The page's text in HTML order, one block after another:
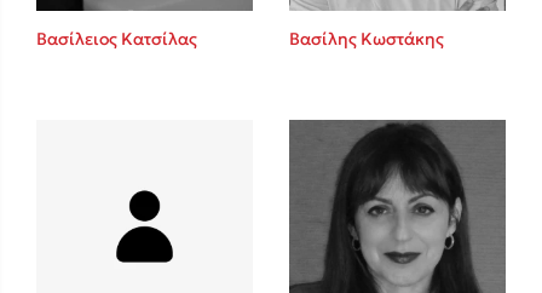
Ιωάννης Γλωσσόπουλος
Ένας γίγαντας στο σχολείο
Βασίλειος Κατσίλας Βασίλης Κωστάκης